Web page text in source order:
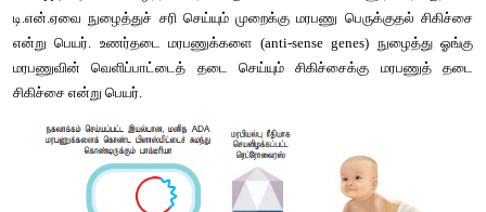
மாற்றத்தால் உருவாகும் நோய்களான, 'நீர்மத்திசு அழற்சி' (Cystic
‘இரத்த உறையாமை’ (Haemophilia) போன்ற நோய்களைக்
முயற்சியே மரபணு சிகிச்சையின் முக்கிய நோக்கமாகும்.
சிகிச்சை ஒன்றே பலருக்கும் நம்பிக்கையளிப்பதாகும்.
பயன்படுத்தப்படும் இருவித உத்திகளாவன:
'மரபணு பெருக்குதல்
augumentation therapy ) மற்றும் 'மரபணுத்தடை சிகிச்சை